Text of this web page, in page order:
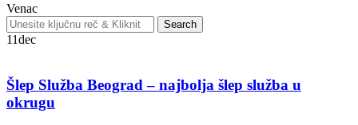
Venac
Search
for:
Search
11dec
Šlep Služba Beograd – najbolja šlep služba u
okrugu